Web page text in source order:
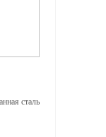
сталь